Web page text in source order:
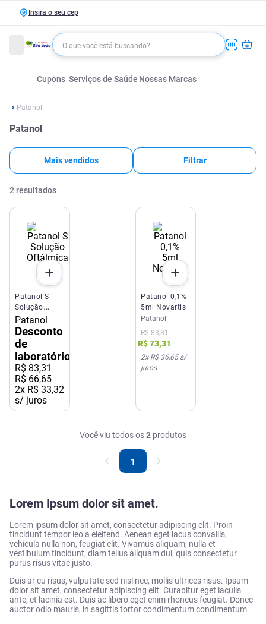
Insira o seu cep
Cupons Serviços de Saúde Nossas Marcas
Patanol
Patanol
Mais vendidos Filtrar
2 resultados
Patanol S
Solução
Oftálmica
2,5ml
Patanol
Desconto
de
laboratório
R$ 83,31
R$ 66,65
2x R$ 33,32
s/ juros
Patanol 0,1%
5ml Novartis
Patanol
R$ 83,31
R$73,31
2x R$ 36,65s/
juros
Você viu todos os2 produtos
1
Lorem Ipsum dolor sit amet.
Lorem ipsum dolor sit amet, consectetur adipiscing elit. Proin
tincidunt tempor leo a eleifend. Aenean eget lacus convallis,
vehicula nulla non, feugiat elit. Vivamus aliquam, nulla et
vestibulum tincidunt, diam tellus aliquam dui, quis consectetur
purus risus vitae justo.
Duis ar cu risus, vulputate sed nisl nec, mollis ultrices risus. Ipsum
dolor sit amet, consectetur adipiscing elit. Curabitur eget iaculis
ante, et lacinia est. Duis ac libero eget enim rhoncus feugiat. Donec
auctor odio mauris, in sagittis tortor condimentum condimentum.